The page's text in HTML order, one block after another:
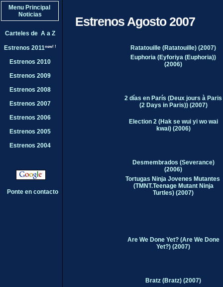
Menu Principal
Noticias
Carteles de A a Z
Estrenos 2011new! !
Estrenos 2010
Estrenos 2009
Estrenos 2008
Estrenos 2007
Estrenos 2006
Estrenos 2005
Estrenos 2004
Ponte en contacto
Estrenos Agosto 2007
Ratatouille (Ratatouille) (2007)
Euphoria (Eyforiya (Euphoria))
(2006)
2 días en París (Deux jours à Paris
(2 Days in Paris)) (2007)
Election 2 (Hak se wui yi wo wai
kwai) (2006)
Desmembrados (Severance)
(2006)
Tortugas Ninja Jovenes Mutantes
(TMNT.Teenage Mutant Ninja
Turtles) (2007)
Are We Done Yet? (Are We Done
Yet?) (2007)
Bratz (Bratz) (2007)